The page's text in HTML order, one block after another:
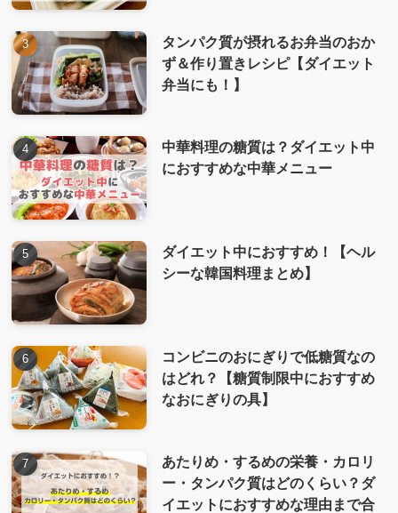
タンパク質が摂れるお弁当のおか
ず＆作り置きレシピ【ダイエット
弁当にも！】
中華料理の糖質は？ダイエット中
におすすめな中華メニュー
ダイエット中におすすめ！【ヘル
シーな韓国料理まとめ】
コンビニのおにぎりで低糖質なの
はどれ？【糖質制限中におすすめ
なおにぎりの具】
あたりめ・するめの栄養・カロリ
ー・タンパク質はどのくらい？ダ
イエットにおすすめな理由まで合